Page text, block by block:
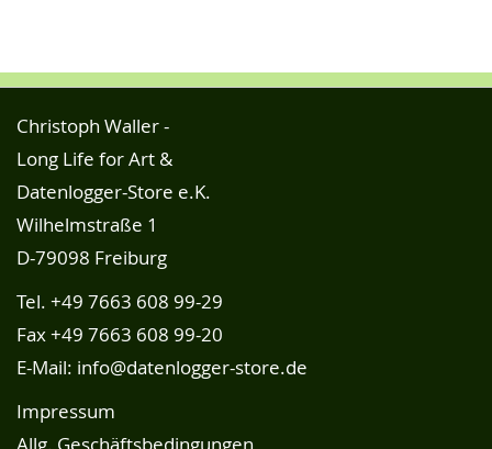
Christoph Waller -
Long Life for Art &
Datenlogger-Store e.K.
Wilhelmstraße 1
D-79098 Freiburg
Tel. +49 7663 608 99-29
Fax +49 7663 608 99-20
E-Mail: info@datenlogger-store.de
Impressum